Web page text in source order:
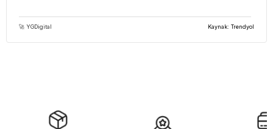
🚀 YGDigital Kaynak: Trendyol